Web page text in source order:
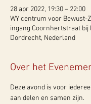
28 apr 2022, 19:30 – 22:00
WY centrum voor Bewust-
ingang Coornhertstraat bij
Dordrecht, Nederland
Over het
Deze avond is voor
aan delen en samen zijn.